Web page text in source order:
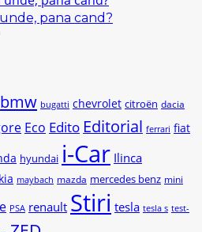
unde, pana cand?
bmw bugatti chevrolet citroën dacia
Eco Edito Editorial ferrari fiat
hyundai i-Car Ilinca
kia maybach mazda mercedes benz mini
PSA renault Stiri tesla tesla s test-